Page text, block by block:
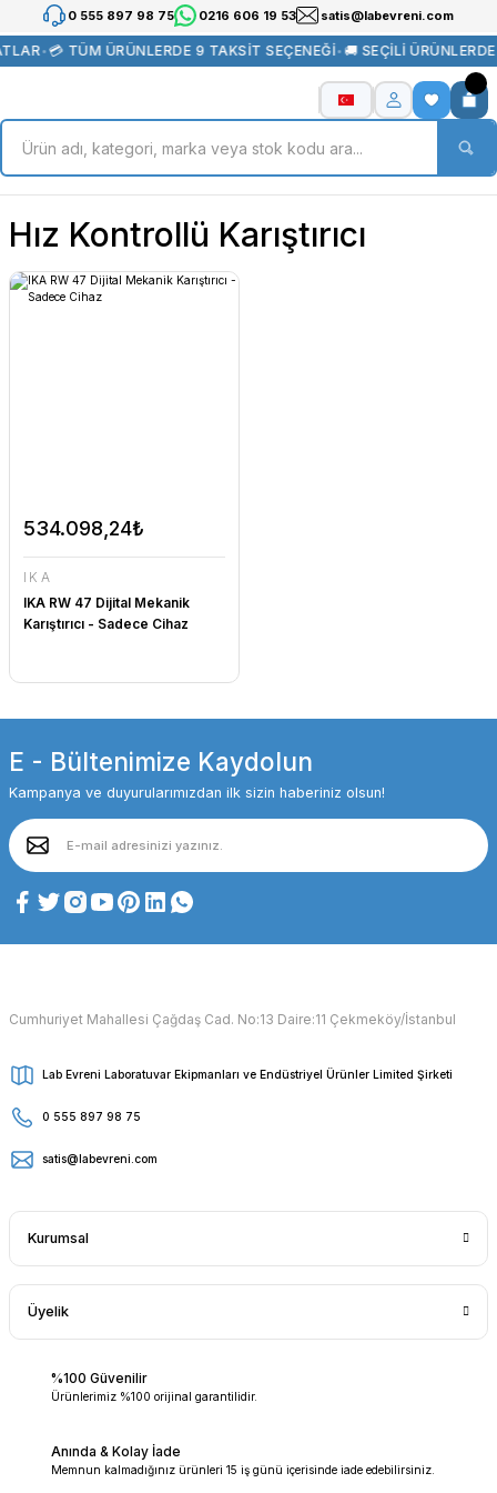
0 555 897 98 75 0216 606 19 53 satis@labevreni.com
•💳 TÜM ÜRÜNLERDE 9 TAKSİT SEÇENEĞİ•🚚 SEÇİLİ
Hız Kontrollü Karıştırıcı
534.098,24₺
IKA
IKA RW 47 Dijital Mekanik
Karıştırıcı - Sadece Cihaz
E - Bültenimize Kaydolun
Kampanya ve duyurularımızdan ilk sizin haberiniz olsun!
Cumhuriyet Mahallesi Çağdaş Cad. No:13 Daire:11 Çekmeköy/İstanbul
Lab Evreni Laboratuvar Ekipmanları ve Endüstriyel Ürünler Limited Şirketi
0 555 897 98 75
satis@labevreni.com
Kurumsal
Üyelik
%100 Güvenilir
Ürünlerimiz %100 orijinal garantilidir.
Anında & Kolay İade
Memnun kalmadığınız ürünleri 15 iş günü içerisinde iade edebilirsiniz.